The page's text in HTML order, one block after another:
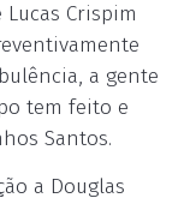
Crispim
a gente
tem feito e
Santos.
a Douglas